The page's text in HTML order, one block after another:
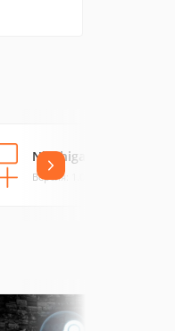
Nigahiga Videos
Версия: 1.0.0.0